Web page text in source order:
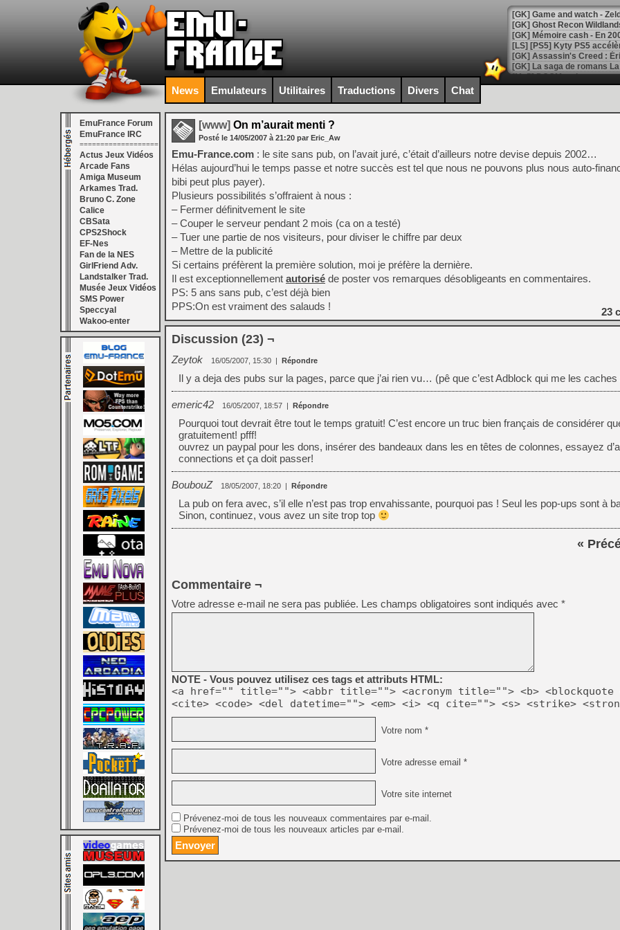
[Mo5] DOOM arrive en
[GK] Bethesda fête les 30
[GK] Roblox : l'action en
[GK] Agenda - GeForce
[GK] Devolver Digital en a
[LS] [PS5] ps5-y2jb-
[GK] Pourquoi Marvel
[GK] Test : Restory : Chill
[GK] GTA 6 : Rockstar
[GK] Hot Wheels Infinite
[GK] Mémoire cash -
[GK] Résultats Nintendo :
[GK] Déjà des
[Mo5] Brickboy cherche à
[GK] Minecraft et ses «
[GK] Beast of
[GK] Ubisoft : fin de partie
[GK] Mémoire cash -
[GK] Dan Houser (GTA)
[GK] Comment EA Sports
[GK] Crimson Moon : un
[GK] Isle of Reveries : le
[GK] Moonlighter 2 : The
[GK] Capcom relance
[Mo5] Deux inédits du
[GK] Le beat'em up The
[GK] Endless Legend 2 :
[LS] [PS5] Premiers
News Emulateurs Utilitaires Traductions Divers Chat
EmuFrance Forum
EmuFrance IRC
===================
Actus Jeux Vidéos
Arcade Fans
Amiga Museum
Arkames Trad.
Bruno C. Zone
Calice
CBSata
CPS2Shock
EF-Nes
Fan de la NES
GirlFriend Adv.
Landstalker Trad.
Musée Jeux Vidéos
SMS Power
Speccyal
Wakoo-enter
[www] On m’aurait menti ?
Posté le 14/05/2007 à 21:20 par Eric_Aw
Emu-France.com : le site sans pub, on l’avait juré, c’était d’ailleurs notre devise depuis 2002…
Hélas aujourd’hui le temps passe et notre succès est tel que nous ne pouvons plus nous auto-
bibi peut plus payer).
Plusieurs possibilités s’offraient à nous :
– Fermer définitvement le site
– Couper le serveur pendant 2 mois (ca on a testé)
– Tuer une partie de nos visiteurs, pour diviser le chiffre par deux
– Mettre de la publicité
Si certains préfèrent la première solution, moi je préfère la dernière.
Il est exceptionnellement autorisé de poster vos remarques désobligeants en commentaires.
PS: 5 ans sans pub, c’est déjà bien
PPS:On est vraiment des salauds !
23
Discussion (23) ¬
Zeytok 16/05/2007, 15:30 | Répondre
Il y a deja des pubs sur la pages, parce que j’ai rien vu… (pê que c’est Adblock qui me les caches
emeric42 16/05/2007, 18:57 | Répondre
Pourquoi tout devrait être tout le temps gratuit! C’est encore un truc bien français de considérer
gratuitement! pfff!
ouvrez un paypal pour les dons, insérer des bandeaux dans les en têtes de colonnes, essayez
connections et ça doit passer!
BoubouZ 18/05/2007, 18:20 | Répondre
La pub on fera avec, s’il elle n’est pas trop envahissante, pourquoi pas ! Seul les pop-ups sont à
Sinon, continuez, vous avez un site trop top
«
Commentaire ¬
Votre adresse e-mail ne sera pas publiée. Les champs obligatoires sont indiqués avec *
NOTE - Vous pouvez utilisez ces tags et attributs HTML:
<a href="" title=""> <abbr title=""> <acronym title=""> <b> <blockquote
<cite> <code> <del datetime=""> <em> <i> <q cite=""> <s> <strike>
Votre nom *
Votre adresse email *
Votre site internet
Prévenez-moi de tous les nouveaux commentaires par e-mail.
Prévenez-moi de tous les nouveaux articles par e-mail.